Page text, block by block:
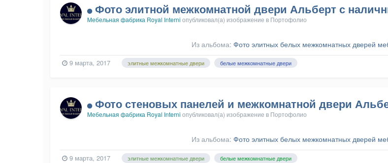
Фото элитной межкомнатной двери Альберт с
Мебельная фабрика Royal Interni опубликовал(а) изображение в Портофолио
Из альбома: Фото элитных белых межкомнатных дверей
9 марта, 2017 элитные межкомнатные двери белые межкомнатные двери
Фото стеновых панелей и межкомнатной двери
Мебельная фабрика Royal Interni опубликовал(а) изображение в Портофолио
Из альбома: Фото элитных белых межкомнатных дверей
9 марта, 2017 элитные межкомнатные двери белые межкомнатные двери